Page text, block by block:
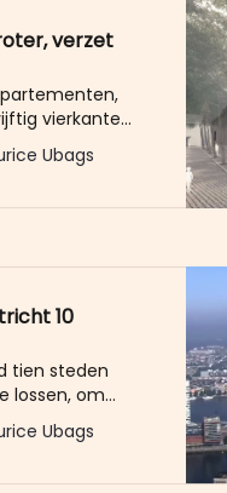
verzet
vierkante
van de deal
van de
zijn ook
Ubags
10
tien steden
lossen, om
dat
de kiezer
Ubags